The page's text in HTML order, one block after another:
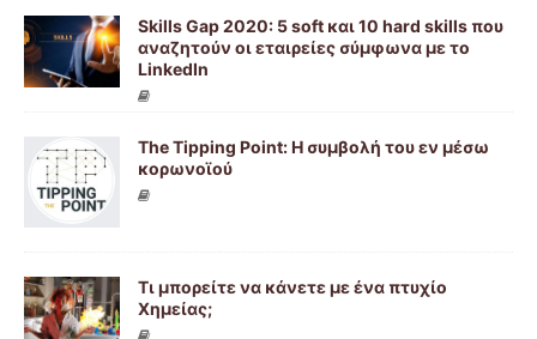
Skills Gap 2020: 5 soft και 10 hard skills που
αναζητούν οι εταιρείες σύμφωνα με το
LinkedIn
The Tipping Point: Η συμβολή του εν μέσω
κορωνοϊού
Τι μπορείτε να κάνετε με ένα πτυχίο
Χημείας;